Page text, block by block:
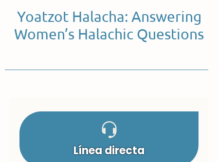
Yoatzot Halacha: Answering
Women’s Halachic Questions
Línea directa